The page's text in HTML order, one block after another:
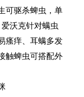
可驱杀蜱虫，单
沃克针对螨虫
瘙痒、耳螨多发
触蜱虫可搭配外